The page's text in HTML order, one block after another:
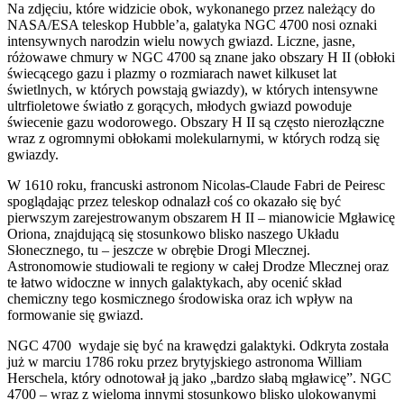
Na zdjęciu, które widzicie obok, wykonanego przez należący do
NASA/ESA teleskop Hubble’a, galatyka NGC 4700 nosi oznaki
intensywnych narodzin wielu nowych gwiazd. Liczne, jasne,
różowawe chmury w NGC 4700 są znane jako obszary H II (obłoki
świecącego gazu i plazmy o rozmiarach nawet kilkuset lat
świetlnych, w których powstają gwiazdy), w których intensywne
ultrfioletowe światło z gorących, młodych gwiazd powoduje
świecenie gazu wodorowego. Obszary H II są często nierozłączne
wraz z ogromnymi obłokami molekularnymi, w których rodzą się
gwiazdy.
W 1610 roku, francuski astronom Nicolas-Claude Fabri de Peiresc
spoglądając przez teleskop odnalazł coś co okazało się być
pierwszym zarejestrowanym obszarem H II – mianowicie Mgławicę
Oriona, znajdującą się stosunkowo blisko naszego Układu
Słonecznego, tu – jeszcze w obrębie Drogi Mlecznej.
Astronomowie studiowali te regiony w całej Drodze Mlecznej oraz
te łatwo widoczne w innych galaktykach, aby ocenić skład
chemiczny tego kosmicznego środowiska oraz ich wpływ na
formowanie się gwiazd.
NGC 4700 wydaje się być na krawędzi galaktyki. Odkryta została
już w marciu 1786 roku przez brytyjskiego astronoma William
Herschela, który odnotował ją jako „bardzo słabą mgławicę”. NGC
4700 – wraz z wieloma innymi stosunkowo blisko ulokowanymi